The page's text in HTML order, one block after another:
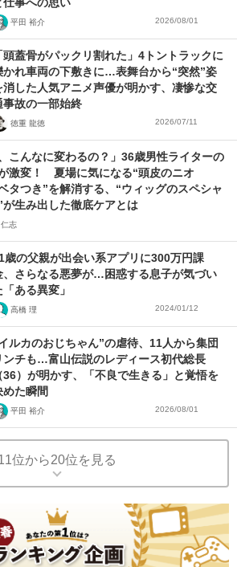
仕事への思い
平田 裕介 2026/08/01
頭蓋骨がパックリ割れた」4トントラックに
かれ車両の下敷きに…表舞台から“突然”姿
消した人気アニメ声優が明かす、凄惨な交
事故の一部始終
徳重 龍徳 2026/07/11
、こんなに変わるの？」36歳男性ライターの
激変！ 夏場に気になる“頭皮のニオ
タつき”を解消する、“ウィッグのスペシャ
が生み出した徹底ケアとは
志
歳の父親が出会い系アプリに300万円課
、さらなる悪夢が…困惑する息子が気づい
「ある異変」
高橋 理 2024/01/12
ルカのおじちゃん”の虐待、11人から集団
ンチも…富山伝説のレディース初代総長
36）が明かす、「不良で生きる」と覚悟を
めた瞬間
平田 裕介 2026/08/01
位から20位を見る